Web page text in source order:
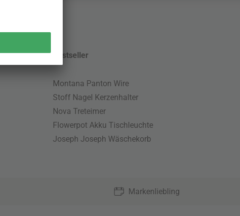
Bestseller
Montana Panton Wire
Stoff Nagel Kerzenhalter
Nova Treteimer
Flowerpot Akku Tischleuchte
Joseph Joseph Wäschekorb
Markenliebling